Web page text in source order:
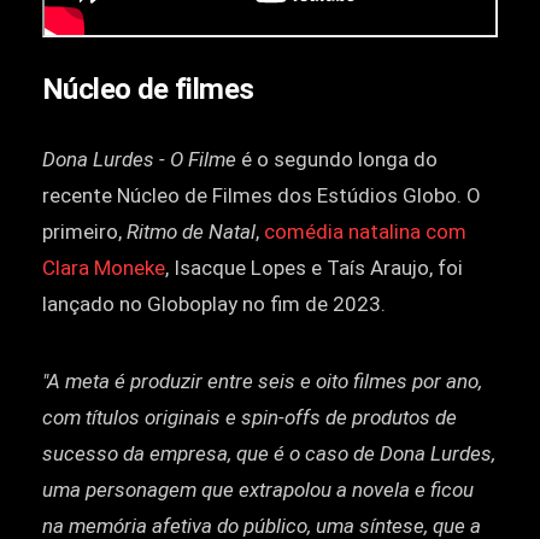
Núcleo de filmes
Dona Lurdes - O Filme é o segundo longa do
recente Núcleo de Filmes dos Estúdios Globo. O
primeiro, Ritmo de Natal, comédia natalina com
Clara Moneke, Isacque Lopes e Taís Araujo, foi
lançado no Globoplay no fim de 2023.
"A meta é produzir entre seis e oito filmes por ano,
com títulos originais e spin-offs de produtos de
sucesso da empresa, que é o caso de Dona Lurdes,
uma personagem que extrapolou a novela e ficou
na memória afetiva do público, uma síntese, que a